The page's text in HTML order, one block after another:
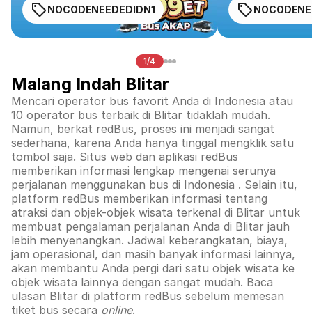
NOCODENEEDEDIDN1
1/4
Malang Indah Blitar
Mencari operator bus favorit Anda di Indonesia atau
10 operator bus terbaik di Blitar tidaklah mudah.
Namun, berkat redBus, proses ini menjadi sangat
sederhana, karena Anda hanya tinggal mengklik satu
tombol saja. Situs web dan aplikasi redBus
memberikan informasi lengkap mengenai serunya
perjalanan menggunakan bus di Indonesia . Selain itu,
platform redBus memberikan informasi tentang
atraksi dan objek-objek wisata terkenal di Blitar untuk
membuat pengalaman perjalanan Anda di Blitar jauh
lebih menyenangkan. Jadwal keberangkatan, biaya,
jam operasional, dan masih banyak informasi lainnya,
akan membantu Anda pergi dari satu objek wisata ke
objek wisata lainnya dengan sangat mudah. Baca
ulasan Blitar di platform redBus sebelum memesan
tiket bus secara online.